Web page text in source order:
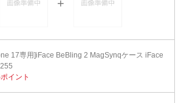
17専用]iFace BeBling 2 MagSynqケース iFace
イント